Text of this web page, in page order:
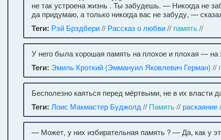
не так устроена жизнь . Ты забудешь. — Никогда не
да придумаю, а только никогда вас не забуду, —
Теги: Рэй Брэдбери// Рассказ о любви// память//
У него была хорошая память на плохое и плохая — на
Теги: Эмиль Кроткий (Эммануил Яковлевич Герман) //
Бесполезно каяться перед мёртвыми, не в их власти
Теги: Лоис Макмастер Буджолд // Память// раскаяние
— Может, у них избирательная память ? — Да, как у